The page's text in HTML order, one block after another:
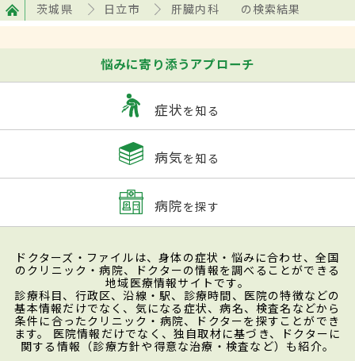
茨城県 日立市 肝臓内科 の検索結果
悩みに寄り添うアプローチ
症状を知る
病気を知る
病院を探す
ドクターズ・ファイルは、身体の症状・悩みに合わせ、全国
のクリニック・病院、ドクターの情報を調べることができる
地域医療情報サイトです。
診療科目、行政区、沿線・駅、診療時間、医院の特徴などの
基本情報だけでなく、気になる症状、病名、検査名などから
条件に合ったクリニック・病院、ドクターを探すことができ
ます。 医院情報だけでなく、独自取材に基づき、ドクターに
関する情報（診療方針や得意な治療・検査など）も紹介。